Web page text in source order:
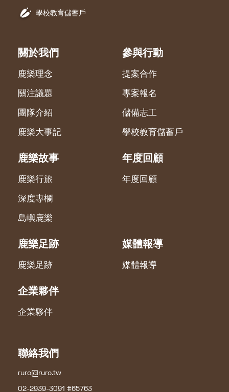
學校教育儲蓄戶
關於我們
鹿樂理念
關注議題
團隊介紹
鹿樂大事記
參與行動
提案合作
專案報名
儲備志工
學校教育儲蓄戶
鹿樂故事
鹿樂行旅
深度專欄
島嶼鹿樂
年度回顧
年度回顧
鹿樂足跡
鹿樂足跡
媒體報導
媒體報導
企業夥伴
企業夥伴
聯絡我們
ruro@ruro.tw
02-2939-3091 #65763